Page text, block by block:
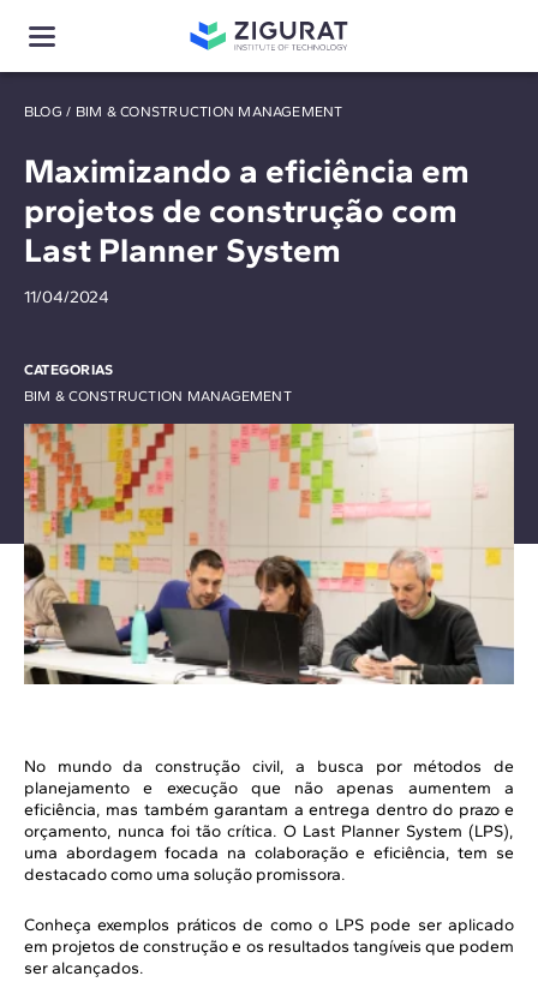
BLOG / BIM & CONSTRUCTION MANAGEMENT
Maximizando a eficiência em
projetos de construção com
Last Planner System
11/04/2024
CATEGORIAS
BIM & CONSTRUCTION MANAGEMENT
No mundo da construção civil, a busca por métodos de
planejamento e execução que não apenas aumentem a
eficiência, mas também garantam a entrega dentro do prazo e
orçamento, nunca foi tão crítica. O Last Planner System (LPS),
uma abordagem focada na colaboração e eficiência, tem se
destacado como uma solução promissora.
Conheça exemplos práticos de como o LPS pode ser aplicado
em projetos de construção e os resultados tangíveis que podem
ser alcançados.